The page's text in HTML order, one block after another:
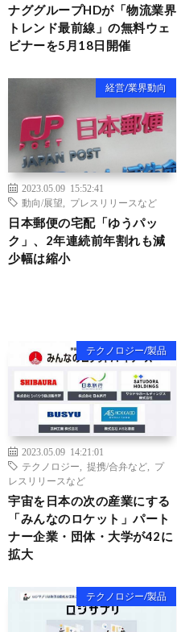
ナググループHDが「物流業界
トレンド最前線」の無料ウェ
ビナーを5月18日開催
経営/業界動向
2023.05.09 15:52:41
動向/展望
プレスリリースなど
日本郵便の宅配「ゆうパッ
ク」、2年連続前年割れも減
少幅は縮小
テクノロジー/製品
2023.05.09 14:21:01
テクノロジー
提携/合弁など
プ
レスリリースなど
宇宙を日本の次の産業にする
「みんなのロケット」パート
ナー企業・団体・大学が42に
拡大
テクノロジー/製品